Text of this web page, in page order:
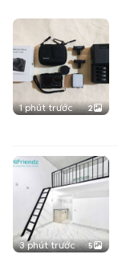
1 phút trước 2
3 phút trước 5